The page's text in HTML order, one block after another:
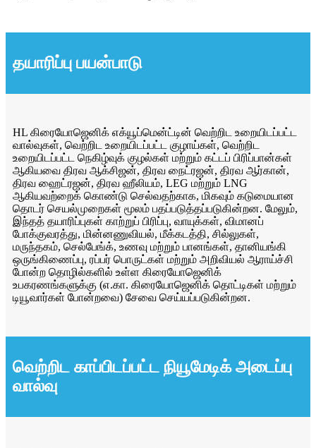
தயாரிப்பு பயன்பாடு
HL கிரையோஜெனிக் எக்யூப்மென்ட்டின் வெற்றிட உறையிடப்பட்ட
வால்வுகள், வெற்றிட உறையிடப்பட்ட குழாய்கள், வெற்றிட
உறையிடப்பட்ட நெகிழ்வுக் குழல்கள் மற்றும் கட்டப் பிரிப்பான்கள்
ஆகியவை திரவ ஆக்சிஜன், திரவ நைட்ரஜன், திரவ ஆர்கான்,
திரவ ஹைட்ரஜன், திரவ ஹீலியம், LEG மற்றும் LNG
ஆகியவற்றைக் கொண்டு செல்வதற்காக, மிகவும் கடுமையான
தொடர் செயல்முறைகள் மூலம் பதப்படுத்தப்படுகின்றன. மேலும்,
இந்தத் தயாரிப்புகள் காற்றுப் பிரிப்பு, வாயுக்கள், விமானப்
போக்குவரத்து, மின்னணுவியல், மீக்கடத்தி, சில்லுகள்,
மருந்தகம், செல்பேங்க், உணவு மற்றும் பானங்கள், தானியங்கி
ஒருங்கிணைப்பு, ரப்பர் பொருட்கள் மற்றும் அறிவியல் ஆராய்ச்சி
போன்ற தொழில்களில் உள்ள கிரையோஜெனிக்
உபகரணங்களுக்கு (எ.கா. கிரையோஜெனிக் தொட்டிகள் மற்றும்
டியூவார்கள் போன்றவை) சேவை செய்யப்படுகின்றன.
வெற்றிட காப்பிடப்பட்ட நியூமேடிக் அடைப்பு
வால்வு